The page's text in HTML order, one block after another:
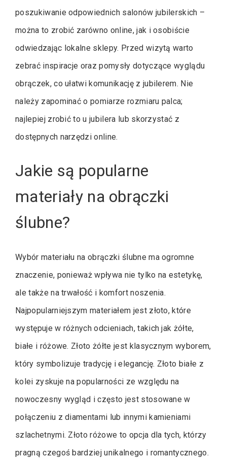
poszukiwanie odpowiednich salonów jubilerskich –
można to zrobić zarówno online, jak i osobiście
odwiedzając lokalne sklepy. Przed wizytą warto
zebrać inspiracje oraz pomysły dotyczące wyglądu
obrączek, co ułatwi komunikację z jubilerem. Nie
należy zapominać o pomiarze rozmiaru palca;
najlepiej zrobić to u jubilera lub skorzystać z
dostępnych narzędzi online.
Jakie są popularne
materiały na obrączki
ślubne?
Wybór materiału na obrączki ślubne ma ogromne
znaczenie, ponieważ wpływa nie tylko na estetykę,
ale także na trwałość i komfort noszenia.
Najpopularniejszym materiałem jest złoto, które
występuje w różnych odcieniach, takich jak żółte,
białe i różowe. Złoto żółte jest klasycznym wyborem,
który symbolizuje tradycję i elegancję. Złoto białe z
kolei zyskuje na popularności ze względu na
nowoczesny wygląd i często jest stosowane w
połączeniu z diamentami lub innymi kamieniami
szlachetnymi. Złoto różowe to opcja dla tych, którzy
pragną czegoś bardziej unikalnego i romantycznego.